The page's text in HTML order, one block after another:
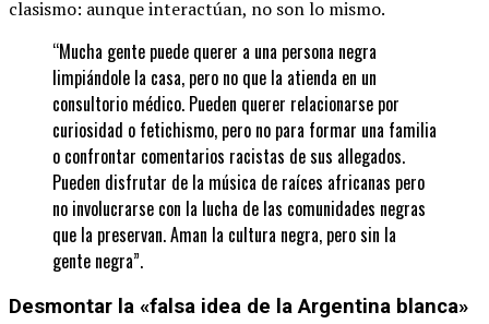
clasismo: aunque interactúan, no son lo mismo.
“Mucha gente puede querer a una persona negra
limpiándole la casa, pero no que la atienda en un
consultorio médico. Pueden querer relacionarse por
curiosidad o fetichismo, pero no para formar una familia
o confrontar comentarios racistas de sus allegados.
Pueden disfrutar de la música de raíces africanas pero
no involucrarse con la lucha de las comunidades negras
que la preservan. Aman la cultura negra, pero sin la
gente negra”.
Desmontar la «falsa idea de la Argentina blanca»